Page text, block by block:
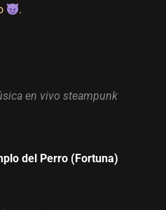
.
en vivo steampunk
del Perro (Fortuna)